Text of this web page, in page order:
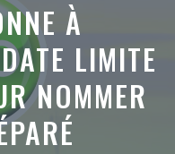
À
LIMITE
NOMMER